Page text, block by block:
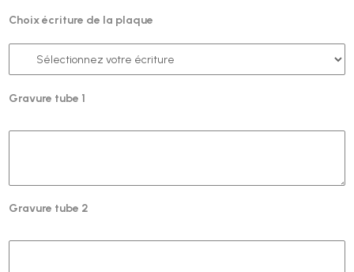
Choix écriture de la plaque
Gravure tube 1
Gravure tube 2